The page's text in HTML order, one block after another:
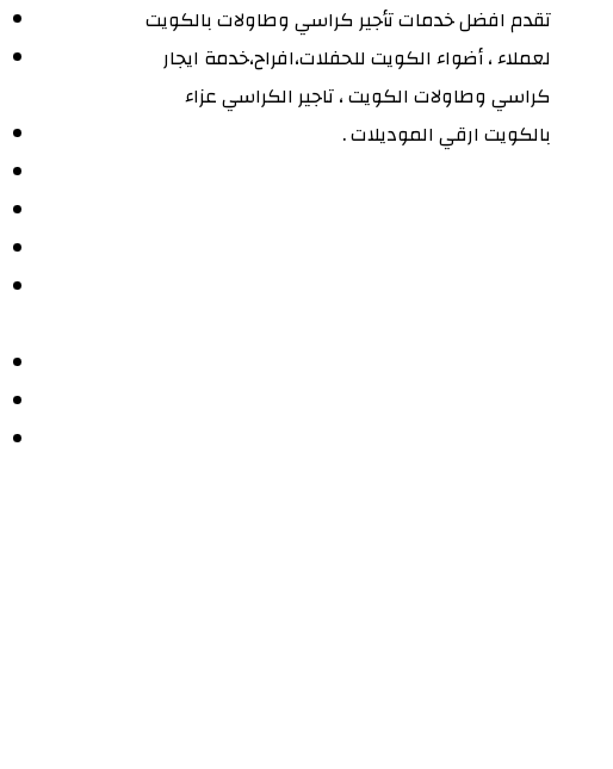
تقدم افضل خدمات تأجير كراسي وطاولات بالكويت
لعملاء ، أضواء الكويت للحفلات،افراح،خدمة ايجار
كراسي وطاولات الكويت ، تاجير الكراسي عزاء
بالكويت ارقي الموديلات .